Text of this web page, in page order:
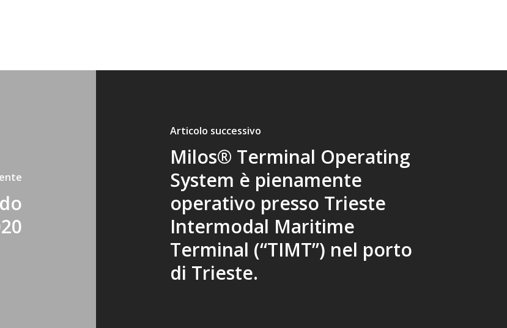
Articolo successivo
Milos® Terminal Operating
System è pienamente
operativo presso Trieste
Intermodal Maritime
Terminal (“TIMT”) nel porto
di Trieste.